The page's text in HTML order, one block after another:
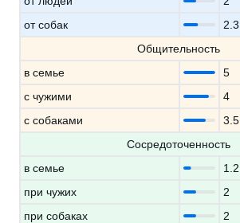
от собак
2.3
Общительность
в семье
5
с чужими
4
с собаками
3.5
Сосредоточенность
в семье
1.2
при чужих
2
при собаках
2